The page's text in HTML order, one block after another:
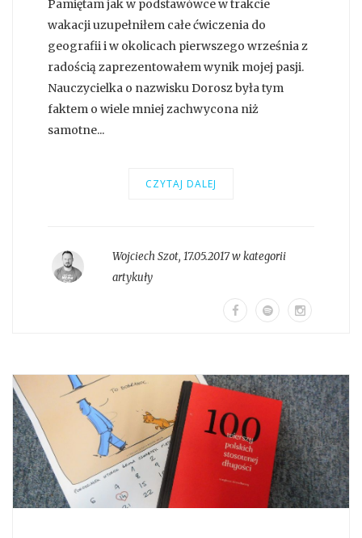
Pamiętam jak w podstawówce w trakcie
wakacji uzupełniłem całe ćwiczenia do
geografii i w okolicach pierwszego września z
radością zaprezentowałem wynik mojej pasji.
Nauczycielka o nazwisku Dorosz była tym
faktem o wiele mniej zachwycona niż
samotne...
CZYTAJ DALEJ
Wojciech Szot, 17.05.2017 w kategorii
artykuły